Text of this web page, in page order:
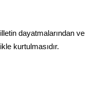
dayatmalarından ve
kurtulmasıdır.